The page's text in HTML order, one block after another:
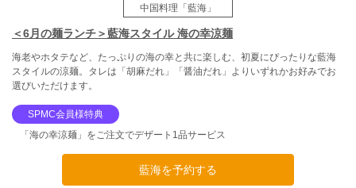
中国料理「藍海」
＜6月の麺ランチ＞藍海スタイル 海の幸涼麺
海老やホタテなど、たっぷりの海の幸と共に楽しむ、初夏にぴったりな藍海
スタイルの涼麺。タレは「胡麻だれ」「醤油だれ」よりいずれかお好みでお
選びいただけます。
SPMC会員様特典
「海の幸涼麺」をご注文でデザート1品サービス
藍海を予約する